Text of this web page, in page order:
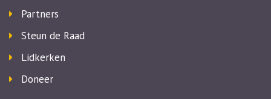
Partners
Steun de Raad
Lidkerken
Doneer